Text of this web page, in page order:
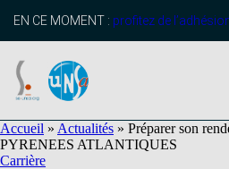
principal
EN CE MOMENT : profitez de
Accueil » Actualités » Préparer son
PYRENEES ATLANTIQUES
Carrière